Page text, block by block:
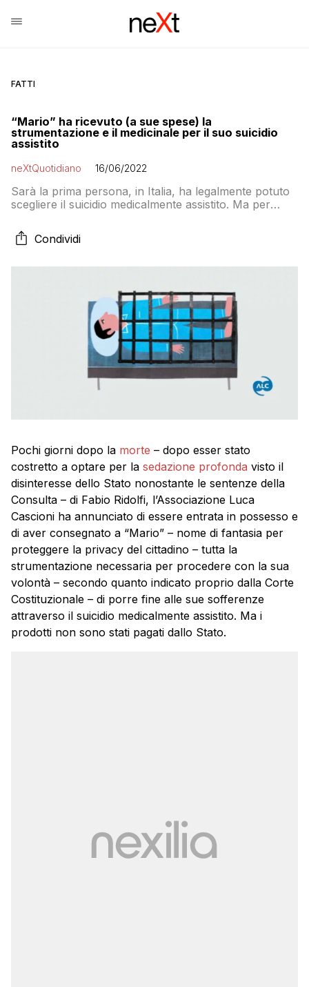
FATTI
“Mario” ha ricevuto (a sue spese) la
strumentazione e il medicinale per il suo suicidio
assistito
neXtQuotidiano 16/06/2022
Sarà la prima persona, in Italia, ha legalmente potuto
scegliere il suicidio medicalmente assistito. Ma per
perché lo Stato, in assenza di una legge, non paga
Condividi
Pochi giorni dopo la morte – dopo esser stato
costretto a optare per la sedazione profonda visto il
disinteresse dello Stato nonostante le sentenze della
Consulta – di Fabio Ridolfi, l’Associazione Luca
Cascioni ha annunciato di essere entrata in possesso e
di aver consegnato a “Mario” – nome di fantasia per
proteggere la privacy del cittadino – tutta la
strumentazione necessaria per procedere con la sua
volontà – secondo quanto indicato proprio dalla Corte
Costituzionale – di porre fine alle sue sofferenze
attraverso il suicidio medicalmente assistito. Ma i
prodotti non sono stati pagati dallo Stato.